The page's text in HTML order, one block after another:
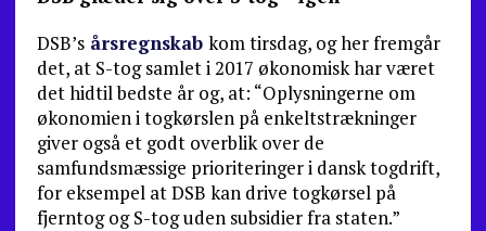
DSB’sårsregnskab kom tirsdag, og her fremgår
det, at S-tog samlet i 2017 økonomisk har været
det hidtil bed­ste år og, at: “Oplysningerne om
økonomien i togkørslen på enkeltstrækninger
giver også et godt overblik over de
samfundsmæssige prioriteringer i dansk togdrift,
for ek­sempel at DSB kan drive togkørsel på
fjerntog og S-tog uden subsidier fra staten.”